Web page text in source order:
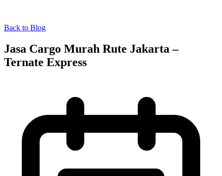
Back to Blog
Jasa Cargo Murah Rute Jakarta –
Ternate Express